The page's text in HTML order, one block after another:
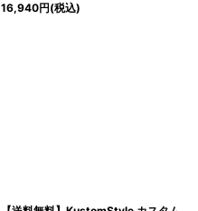
16,940円(税込)